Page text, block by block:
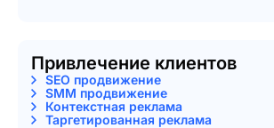
Привлечение клиентов
SEO продвижение
SMM продвижение
Контекстная реклама
Таргетированная реклама